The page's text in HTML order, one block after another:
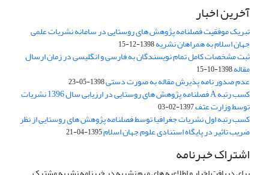
آخرین اخبار
تبریک موفقیت فصلنامه پژوهش های روستایی در سامانه نشریات علمی
جهان اسلام به همراهان نشریه1398-12-15
ثبت مشخصات کامل تمام نویسندگان به فارسی و انگلیسی در زمان ارسال
مقاله1398-10-15
عدم صدور نامه پذیرش مقاله به صورت دستی1398-05-23
کسب رتبه A فصلنامه پژوهش های روستایی در ارزیابی سال 1396 نشریات
توسط وزارت عتف1397-02-03
کسب رتبه اول نشریات جغرافیا توسط فصلنامه پژوهش های روستایی از نظر
ضریب تاثیر در پایگاه استنادی علوم جهان اسلام1395-04-21
اشتراک خبرنامه